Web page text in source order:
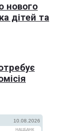
нового
дітей та